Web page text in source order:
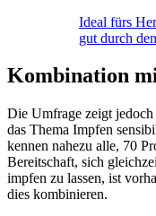
Ideal fürs
gut durch
Kombination
Die Umfrage zeigt
das Thema Impfen
kennen nahezu alle, 70
Bereitschaft, sich
impfen zu lassen, ist
dies kombinieren.